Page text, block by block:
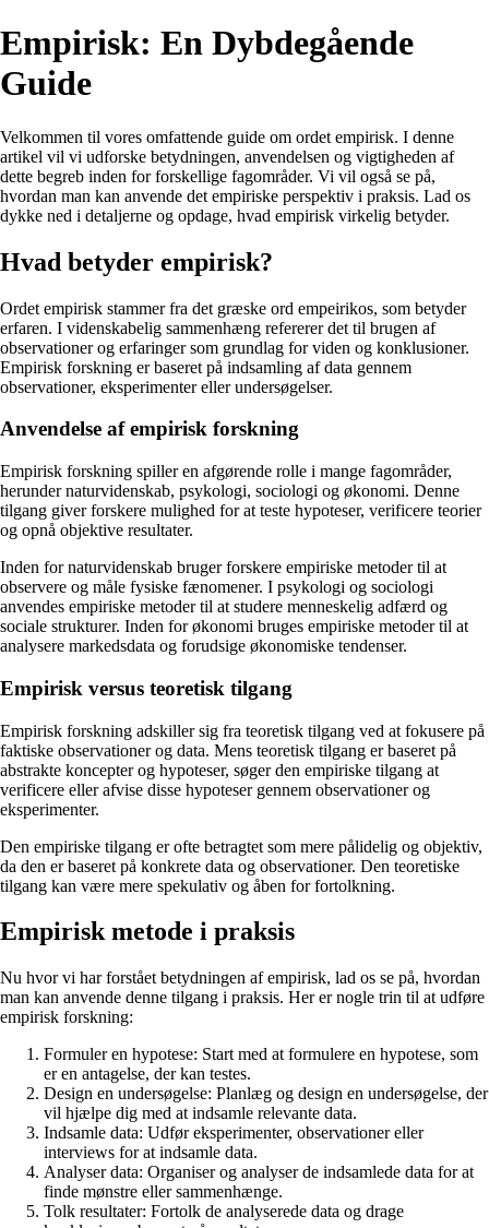
Empirisk: En Dybdegående
Guide
Velkommen til vores omfattende guide om ordet empirisk. I denne
artikel vil vi udforske betydningen, anvendelsen og vigtigheden af
dette begreb inden for forskellige fagområder. Vi vil også se på,
hvordan man kan anvende det empiriske perspektiv i praksis. Lad os
dykke ned i detaljerne og opdage, hvad empirisk virkelig betyder.
Hvad betyder empirisk?
Ordet empirisk stammer fra det græske ord empeirikos, som betyder
erfaren. I videnskabelig sammenhæng refererer det til brugen af
observationer og erfaringer som grundlag for viden og konklusioner.
Empirisk forskning er baseret på indsamling af data gennem
observationer, eksperimenter eller undersøgelser.
Anvendelse af empirisk forskning
Empirisk forskning spiller en afgørende rolle i mange fagområder,
herunder naturvidenskab, psykologi, sociologi og økonomi. Denne
tilgang giver forskere mulighed for at teste hypoteser, verificere teorier
og opnå objektive resultater.
Inden for naturvidenskab bruger forskere empiriske metoder til at
observere og måle fysiske fænomener. I psykologi og sociologi
anvendes empiriske metoder til at studere menneskelig adfærd og
sociale strukturer. Inden for økonomi bruges empiriske metoder til at
analysere markedsdata og forudsige økonomiske tendenser.
Empirisk versus teoretisk tilgang
Empirisk forskning adskiller sig fra teoretisk tilgang ved at fokusere på
faktiske observationer og data. Mens teoretisk tilgang er baseret på
abstrakte koncepter og hypoteser, søger den empiriske tilgang at
verificere eller afvise disse hypoteser gennem observationer og
eksperimenter.
Den empiriske tilgang er ofte betragtet som mere pålidelig og objektiv,
da den er baseret på konkrete data og observationer. Den teoretiske
tilgang kan være mere spekulativ og åben for fortolkning.
Empirisk metode i praksis
Nu hvor vi har forstået betydningen af empirisk, lad os se på, hvordan
man kan anvende denne tilgang i praksis. Her er nogle trin til at udføre
empirisk forskning:
Formuler en hypotese: Start med at formulere en hypotese, som
er en antagelse, der kan testes.
Design en undersøgelse: Planlæg og design en undersøgelse, der
vil hjælpe dig med at indsamle relevante data.
Indsamle data: Udfør eksperimenter, observationer eller
interviews for at indsamle data.
Analyser data: Organiser og analyser de indsamlede data for at
finde mønstre eller sammenhænge.
Tolk resultater: Fortolk de analyserede data og drage